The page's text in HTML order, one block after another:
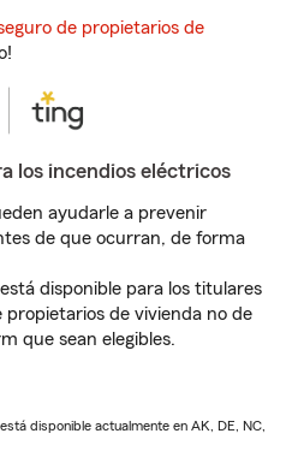
de propietarios de
los incendios eléctricos
ayudarle a prevenir
de que ocurran, de forma
disponible para los titulares
propietarios de vivienda no de
que sean elegibles.
disponible actualmente en AK, DE, NC,